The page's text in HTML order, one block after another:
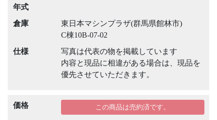
年式
倉庫
東日本マシンプラザ(群馬県館林市)
C棟10B-07-02
仕様
写真は代表の物を掲載しています
内容と現品に相違がある場合は、現品を
優先させていただきます。
価格 この商品は売約済です。